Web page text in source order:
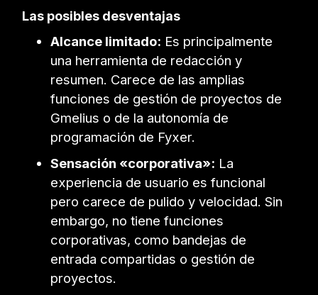
Las posibles desventajas
Alcance limitado: Es principalmente
una herramienta de redacción y
resumen. Carece de las amplias
funciones de gestión de proyectos de
Gmelius o de la autonomía de
programación de Fyxer.
Sensación «corporativa»: La
experiencia de usuario es funcional
pero carece de pulido y velocidad. Sin
embargo, no tiene funciones
corporativas, como bandejas de
entrada compartidas o gestión de
proyectos.